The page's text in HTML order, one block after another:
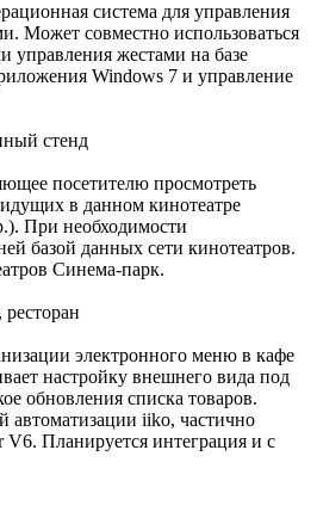
система для управления
Может совместно использоваться
управления жестами на базе
Windows 7 и управление
стенд
посетителю просмотреть
в данном кинотеатре
При необходимости
базой данных сети кинотеатров.
Синема-парк.
электронного меню в кафе
настройку внешнего вида под
обновления списка товаров.
автоматизации iiko, частично
V6. Планируется интеграция и с